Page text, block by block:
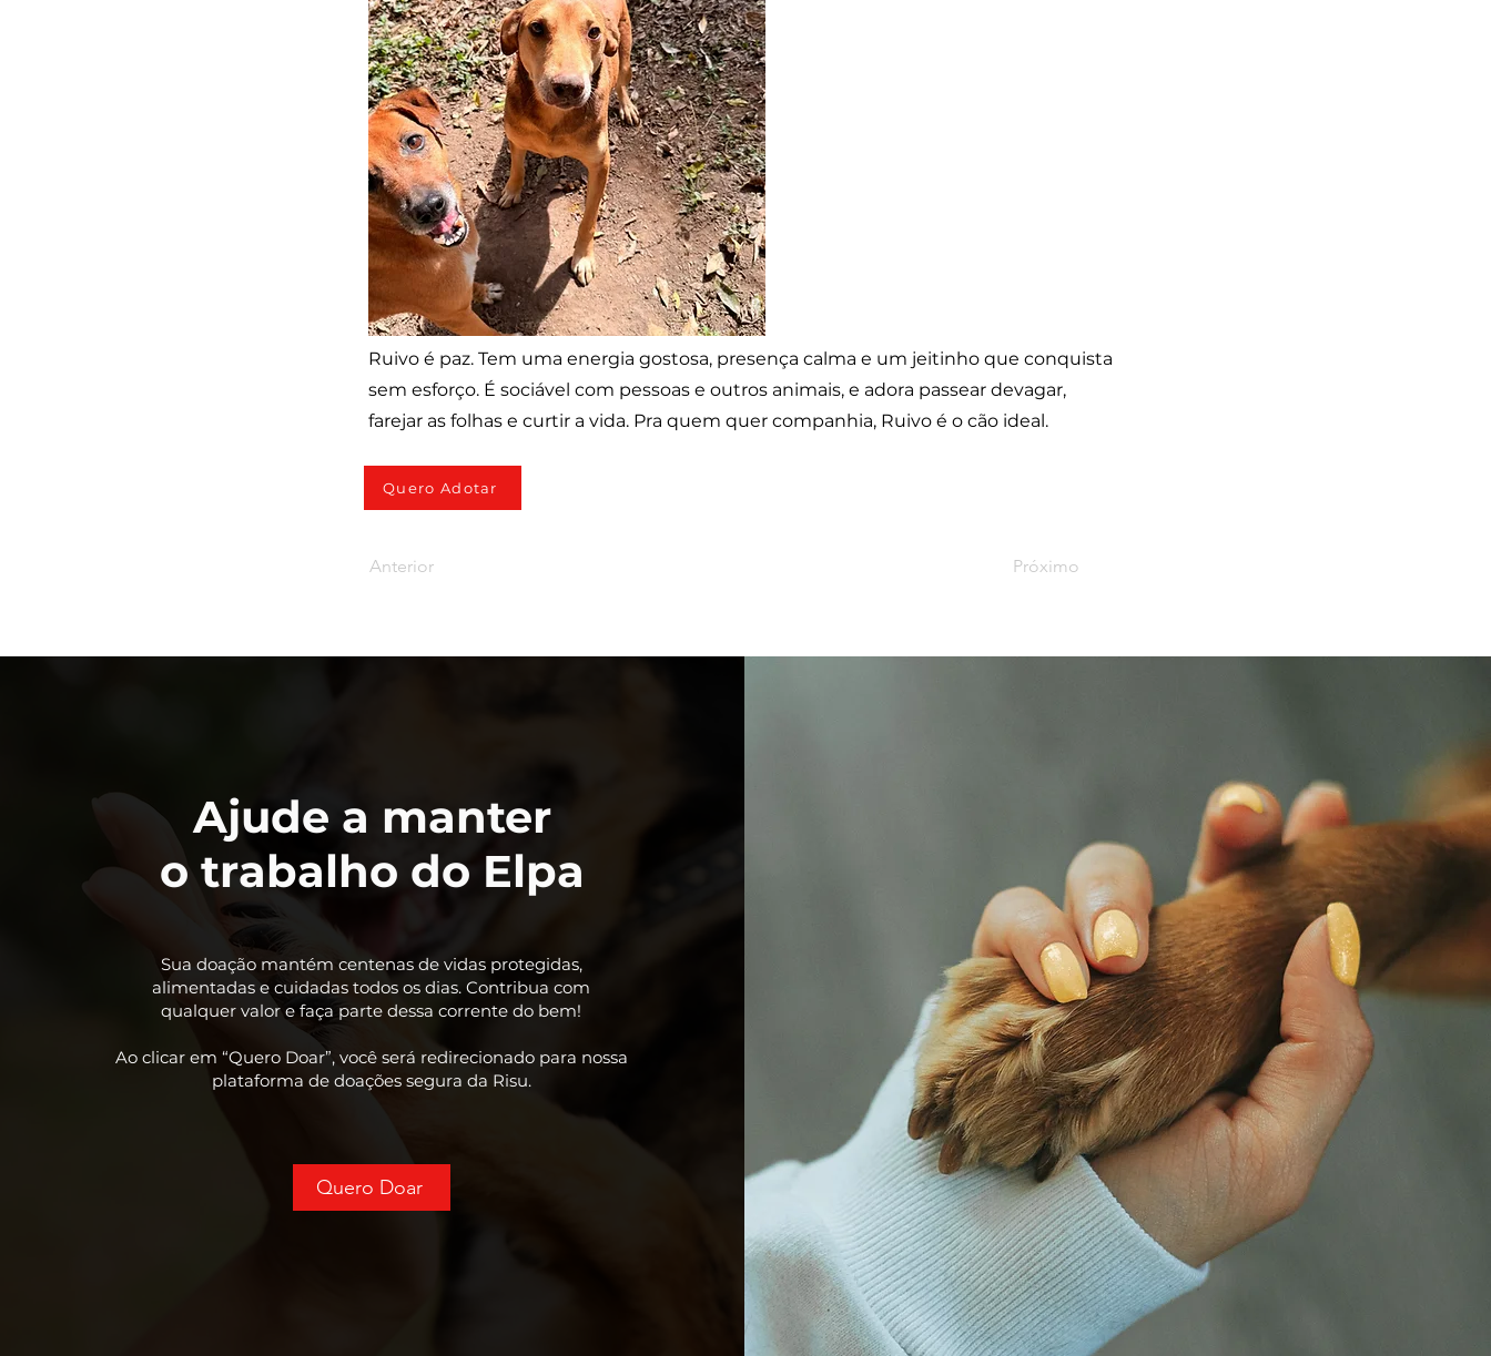
Ruivo é paz. Tem uma energia gostosa, presença calma e um jeitinho que conquista
sem esforço. É sociável com pessoas e outros animais, e adora passear devagar,
farejar as folhas e curtir a vida. Pra quem quer companhia, Ruivo é o cão ideal.
Quero Adotar
Anterior Próximo
Ajude a manter
o trabalho do Elpa
Sua doação mantém centenas de vidas protegidas,
alimentadas e cuidadas todos os dias. Contribua com
qualquer valor e faça parte dessa corrente do bem!
Ao clicar em “Quero Doar”, você será redirecionado para nossa
plataforma de doações segura da Risu.
Quero Doar